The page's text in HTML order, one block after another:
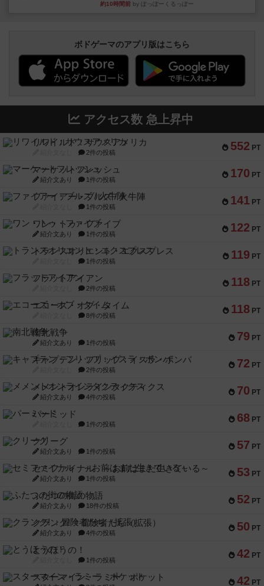
約10時間前 by ぽっぽーくるっぽー
ボドゲーマのアプリ版はこちら
アクセス数 急上昇中
552 PT
リワイルド：サウスアメリカ
2件の投稿
170 PT
マーケットフレッシュ
紹介文あり 1件の投稿
141 PT
ファイアー・ブルズ / 火牛陣
1件の投稿
122 PT
ワン・トゥ・ファイブ
紹介文あり 1件の投稿
119 PT
トランスオリエント・エクスプレス
1件の投稿
118 PT
フラットアイアン
2件の投稿
118 PT
エコーズ・オブ・タイム
8件の投稿
79 PT
南北戦争
紹介文あり 1件の投稿
72 PT
キャプテン・フリップ：イスラ・ボンバ
2件の投稿
70 PT
メメントオンラインタクティクス
紹介文あり 4件の投稿
68 PT
パーミッド
1件の投稿
57 PT
クリーグ
紹介文あり 1件の投稿
53 PT
セミファイナル ～お前はまだ生きている～
紹介文あり 1件の投稿
52 PT
ふたつの街の物語
紹介文あり 18件の投稿
50 PT
クランク! ：冒険者たち（拡張）
紹介文あり 4件の投稿
42 PT
とうほうの！
1件の投稿
42 PT
スターマイン・ラミー ポケット